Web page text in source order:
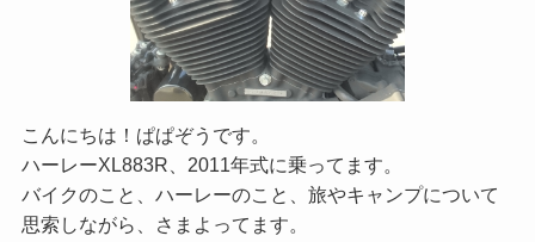
こんにちは！ぱぱぞうです。
ハーレーXL883R、2011年式に乗ってます。
バイクのこと、ハーレーのこと、旅やキャンプについて
思索しながら、さまよってます。